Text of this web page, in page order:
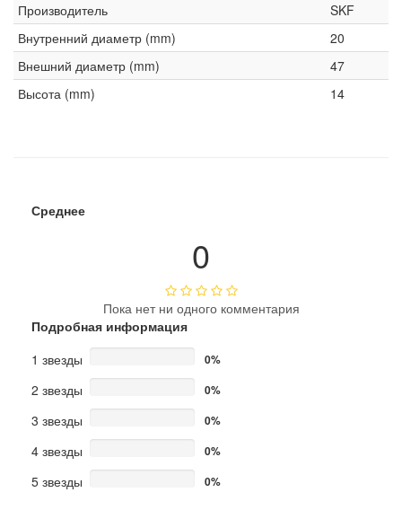
Производитель
SKF
Внутренний диаметр (mm)
20
Внешний диаметр (mm)
47
Высота (mm)
14
Среднее
0
Пока нет ни одного комментария
Подробная информация
1 звезды
0%
2 звезды 0%
3 звезды 0%
4 звезды 0%
5 звезды 0%